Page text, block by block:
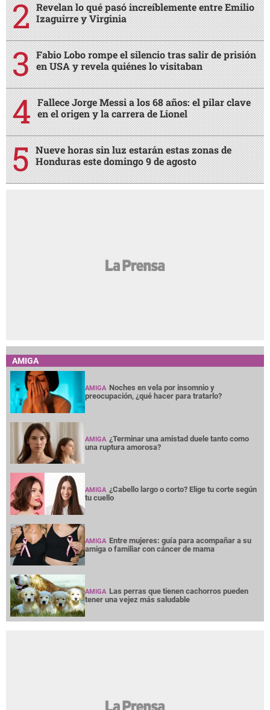
Revelan lo qué pasó increíblemente entre Emilio
Izaguirre y Virginia
Fabio Lobo rompe el silencio tras salir de prisión
en USA y revela quiénes lo visitaban
Fallece Jorge Messi a los 68 años: el pilar clave
en el origen y la carrera de Lionel
Nueve horas sin luz estarán estas zonas de
Honduras este domingo 9 de agosto
AMIGA
AMIGA Noches en vela por insomnio y
preocupación, ¿qué hacer para tratarlo?
AMIGA ¿Terminar una amistad duele tanto como
una ruptura amorosa?
AMIGA ¿Cabello largo o corto? Elige tu corte según
tu cuello
AMIGA Entre mujeres: guía para acompañar a su
amiga o familiar con cáncer de mama
AMIGA Las perras que tienen cachorros pueden
tener una vejez más saludable